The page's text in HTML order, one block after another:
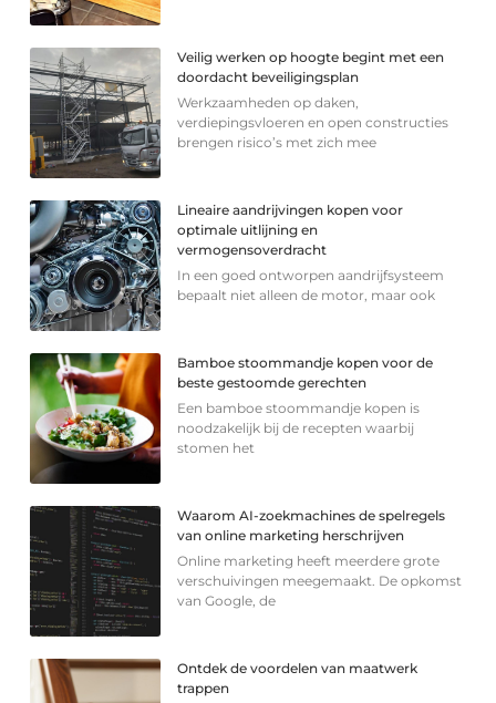
Veilig werken op hoogte begint met een
doordacht beveiligingsplan
Werkzaamheden op daken,
verdiepingsvloeren en open constructies
brengen risico’s met zich mee
Lineaire aandrijvingen kopen voor
optimale uitlijning en
vermogensoverdracht
In een goed ontworpen aandrijfsysteem
bepaalt niet alleen de motor, maar ook
Bamboe stoommandje kopen voor de
beste gestoomde gerechten
Een bamboe stoommandje kopen is
noodzakelijk bij de recepten waarbij
stomen het
Waarom AI-zoekmachines de spelregels
van online marketing herschrijven
Online marketing heeft meerdere grote
verschuivingen meegemaakt. De opkomst
van Google, de
Ontdek de voordelen van maatwerk
trappen